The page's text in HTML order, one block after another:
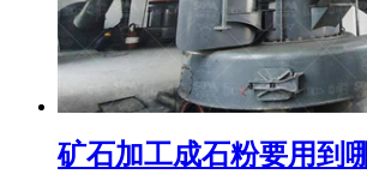
矿石加工成石粉要用到